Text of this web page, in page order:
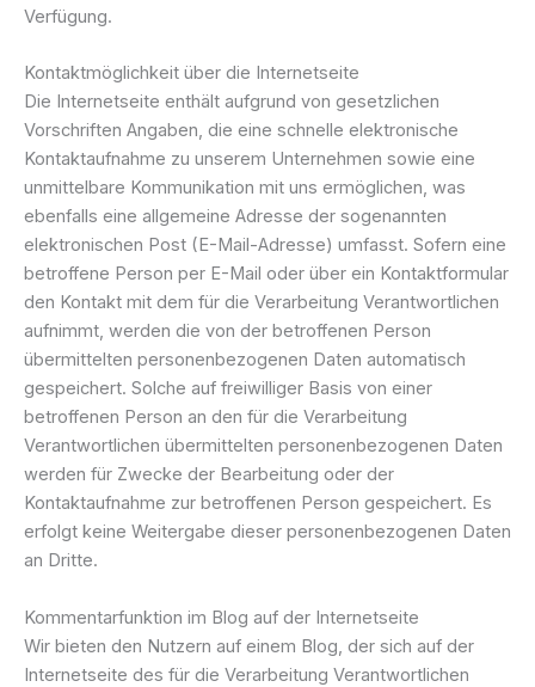
Verfügung.
Kontaktmöglichkeit über die Internetseite
Die Internetseite enthält aufgrund von gesetzlichen
Vorschriften Angaben, die eine schnelle elektronische
Kontaktaufnahme zu unserem Unternehmen sowie eine
unmittelbare Kommunikation mit uns ermöglichen, was
ebenfalls eine allgemeine Adresse der sogenannten
elektronischen Post (E-Mail-Adresse) umfasst. Sofern eine
betroffene Person per E-Mail oder über ein Kontaktformular
den Kontakt mit dem für die Verarbeitung Verantwortlichen
aufnimmt, werden die von der betroffenen Person
übermittelten personenbezogenen Daten automatisch
gespeichert. Solche auf freiwilliger Basis von einer
betroffenen Person an den für die Verarbeitung
Verantwortlichen übermittelten personenbezogenen Daten
werden für Zwecke der Bearbeitung oder der
Kontaktaufnahme zur betroffenen Person gespeichert. Es
erfolgt keine Weitergabe dieser personenbezogenen Daten
an Dritte.
Kommentarfunktion im Blog auf der Internetseite
Wir bieten den Nutzern auf einem Blog, der sich auf der
Internetseite des für die Verarbeitung Verantwortlichen